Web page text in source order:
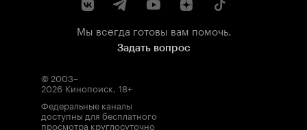
Мы всегда готовы вам помочь.
Задать вопрос
© 2003–
2026 Кинопоиск. 18+
Федеральные каналы
доступны для бесплатного
просмотра круглосуточно